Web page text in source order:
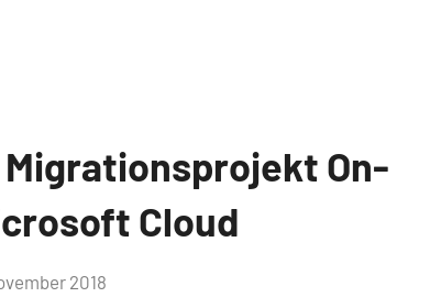
On-
Cloud
2018